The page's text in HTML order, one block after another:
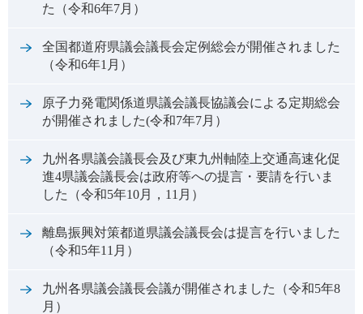
た（令和6年7月）
全国都道府県議会議長会定例総会が開催されました
（令和6年1月）
原子力発電関係道県議会議長協議会による定期総会
が開催されました(令和7年7月）
九州各県議会議長会及び東九州軸陸上交通高速化促
進4県議会議長会は政府等への提言・要請を行いま
した（令和5年10月，11月）
離島振興対策都道県議会議長会は提言を行いました
（令和5年11月）
九州各県議会議長会議が開催されました（令和5年8
月）